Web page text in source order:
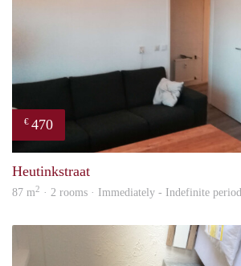
€ 470
Heutinkstraat
87 m2 · 2 rooms · Immediately - Indefinite period